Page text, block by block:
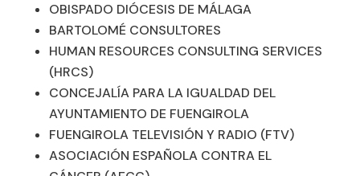
OBISPADO DIÓCESIS DE MÁLAGA
BARTOLOMÉ CONSULTORES
HUMAN RESOURCES CONSULTING SERVICES
(HRCS)
CONCEJALÍA PARA LA IGUALDAD DEL
AYUNTAMIENTO DE FUENGIROLA
FUENGIROLA TELEVISIÓN Y RADIO (FTV)
ASOCIACIÓN ESPAÑOLA CONTRA EL